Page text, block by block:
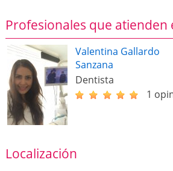
Profesionales que atienden
Valentina Gallardo
Sanzana
Dentista
1
Localización